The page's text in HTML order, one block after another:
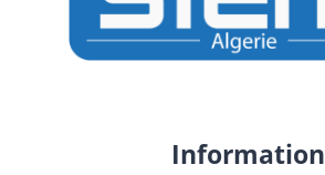
Information